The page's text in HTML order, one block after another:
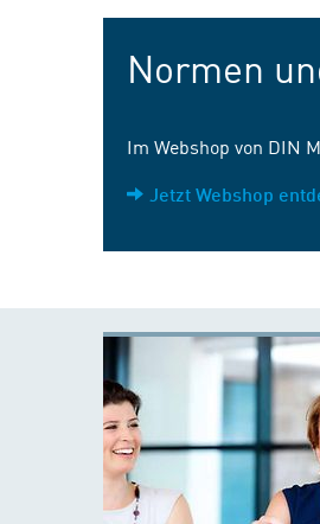
Normen
Im Webshop von DIN
Jetzt Webshop